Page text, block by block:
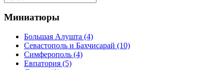
Миниатюры
Большая Алушта (4)
Севастополь и Бахчисарай (10)
Симферополь (4)
Евпатория (5)